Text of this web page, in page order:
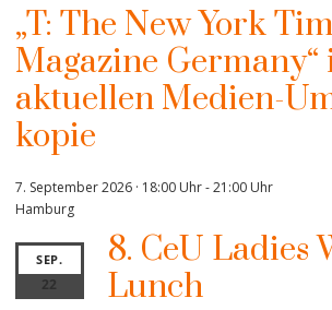
„T: The New York
Magazine Germany“
aktuellen Medien-
kopie
7. September 2026 · 18:00 Uhr-21:00 Uhr
Hamburg
SEP.
22
8. CeU Ladies
Lunch